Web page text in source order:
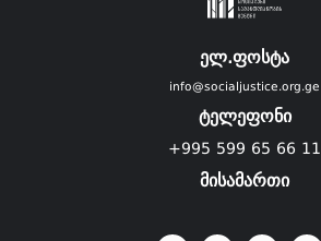
ელ.ფოსტა
info@socialjustice.org.ge
ტელეფონი
+995 599 65 66 11
მისამართი